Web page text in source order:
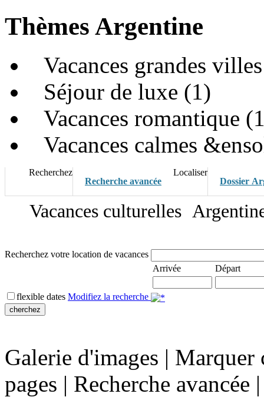
Thèmes Argentine
Vacances grandes
Séjour de luxe (1)
Vacances romantique
Vacances calmes
Recherchez
Recherche avancée
Localiser
Dossier
Vacances culturelles
Recherchez votre location de vacances
Arrivée
Départ
flexible dates Modifiez la recherche
Galerie d'images | Marquer
pages | Recherche avancée